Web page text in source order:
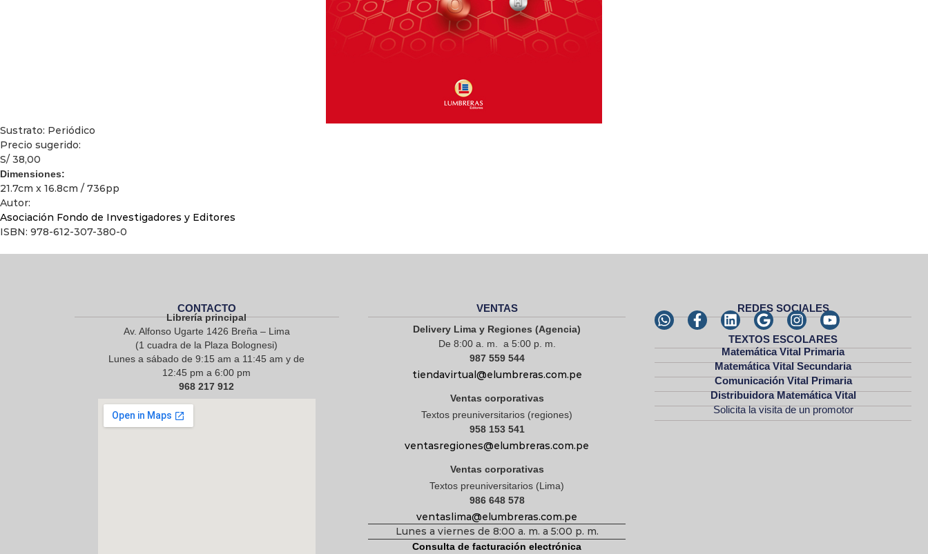
Sustrato: Periódico
Precio sugerido:
S/ 38,00
Dimensiones:
21.7cm x 16.8cm / 736pp
Autor:
Asociación Fondo de Investigadores y Editores
ISBN: 978-612-307-380-0
CONTACTO
Librería principal
Av. Alfonso Ugarte 1426 Breña – Lima
(1 cuadra de la Plaza Bolognesi)
Lunes a sábado de 9:15 am a 11:45 am y de
12:45 pm a 6:00 pm
968 217 912
VENTAS
Delivery Lima y Regiones (Agencia)
De 8:00 a. m. a 5:00 p. m.
987 559 544
tiendavirtual@elumbreras.com.pe
Ventas corporativas
Textos preuniversitarios (regiones)
958 153 541
ventasregiones@elumbreras.com.pe
Ventas corporativas
Textos preuniversitarios (Lima)
986 648 578
ventaslima@elumbreras.com.pe
Lunes a viernes de 8:00 a. m. a 5:00 p. m.
Consulta de facturación electrónica
REDES SOCIALES
TEXTOS ESCOLARES
Matemática Vital Primaria
Matemática Vital Secundaria
Comunicación Vital Primaria
Distribuidora Matemática Vital
Solicita la visita de un promotor